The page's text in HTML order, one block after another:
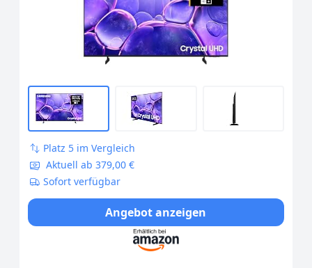
Knox Security, Kostenlose Inhalte, Smart
Platz 5 im Vergleich
Aktuell ab 379,00 €
Sofort verfügbar
Angebot anzeigen